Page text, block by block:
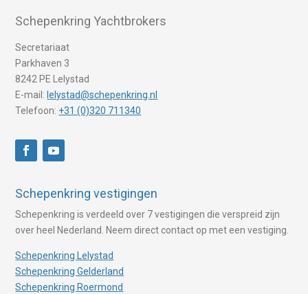
Schepenkring Yachtbrokers
Secretariaat
Parkhaven 3
8242 PE Lelystad
E-mail: lelystad@schepenkring.nl
Telefoon: +31 (0)320 711340
Schepenkring vestigingen
Schepenkring is verdeeld over 7 vestigingen die verspreid zijn
over heel Nederland. Neem direct contact op met een vestiging.
Schepenkring Lelystad
Schepenkring Gelderland
Schepenkring Roermond